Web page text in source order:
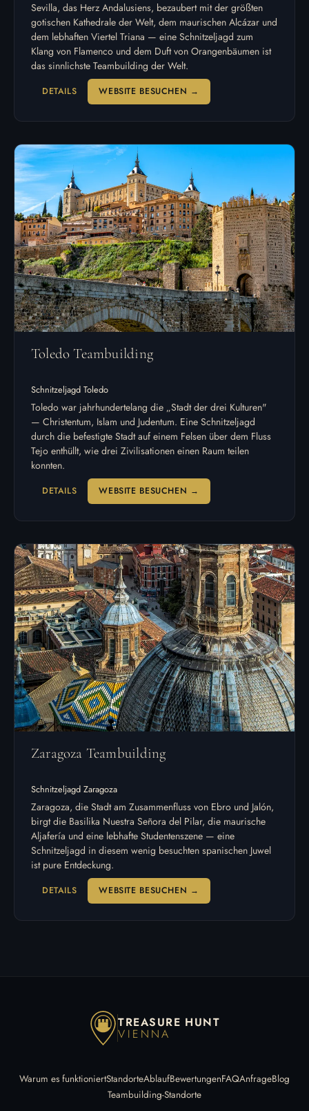
Sevilla, das Herz Andalusiens, bezaubert mit der größten
gotischen Kathedrale der Welt, dem maurischen Alcázar und
dem lebhaften Viertel Triana — eine Schnitzeljagd zum
Klang von Flamenco und dem Duft von Orangenbäumen ist
das sinnlichste Teambuilding der Welt.
DETAILS WEBSITE BESUCHEN →
Toledo Teambuilding
Schnitzeljagd Toledo
Toledo war jahrhundertelang die „Stadt der drei Kulturen"
— Christentum, Islam und Judentum. Eine Schnitzeljagd
durch die befestigte Stadt auf einem Felsen über dem Fluss
Tejo enthüllt, wie drei Zivilisationen einen Raum teilen
konnten.
DETAILS WEBSITE BESUCHEN →
Zaragoza Teambuilding
Schnitzeljagd Zaragoza
Zaragoza, die Stadt am Zusammenfluss von Ebro und Jalón,
birgt die Basilika Nuestra Señora del Pilar, die maurische
Aljafería und eine lebhafte Studentenszene — eine
Schnitzeljagd in diesem wenig besuchten spanischen Juwel
ist pure Entdeckung.
DETAILS WEBSITE BESUCHEN →
TREASURE HUNT
VIENNA
Warum es funktioniertStandorteAblaufBewertungenFAQAnfrageBlog
Teambuilding-Standorte